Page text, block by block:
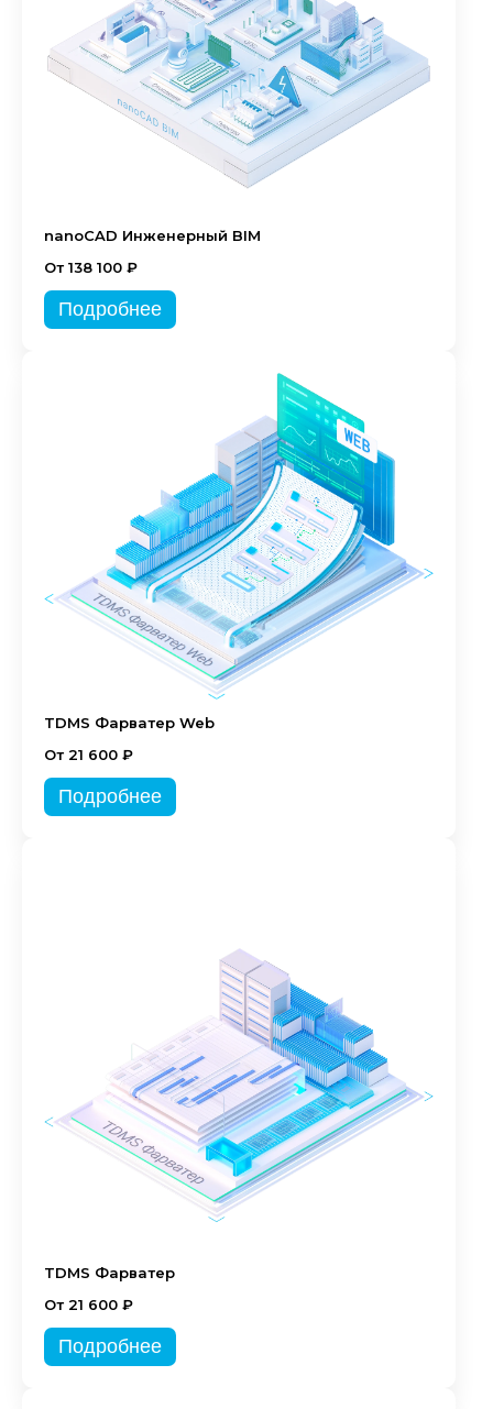
nanoCAD Инженерный BIM
От 138 100 ₽
Подробнее
TDMS Фарватер Web
От 21 600 ₽
Подробнее
TDMS Фарватер
От 21 600 ₽
Подробнее